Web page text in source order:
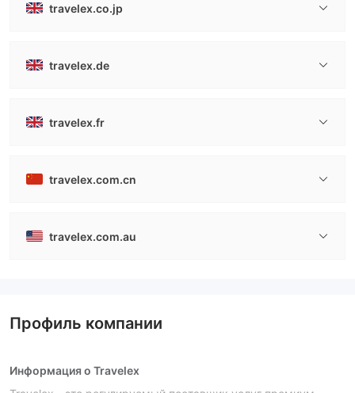
travelex.co.jp
travelex.de
travelex.fr
travelex.com.cn
travelex.com.au
Профиль компании
Информация о Travelex